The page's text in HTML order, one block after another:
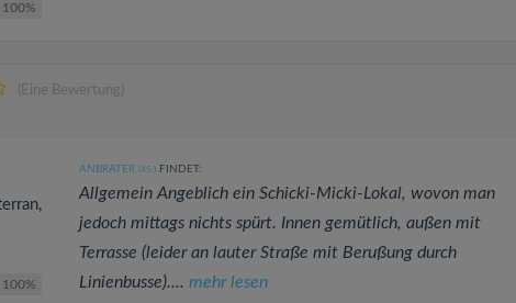
100%
(Eine Bewertung)
100%
ANBRATER (45 )FINDET:
Allgemein Angeblich ein Schicki-Micki-Lokal, wovon man
jedoch mittags nichts spürt. Innen gemütlich, außen mit
Terrasse (leider an lauter Straße mit Berußung durch
Linienbusse).... mehr lesen